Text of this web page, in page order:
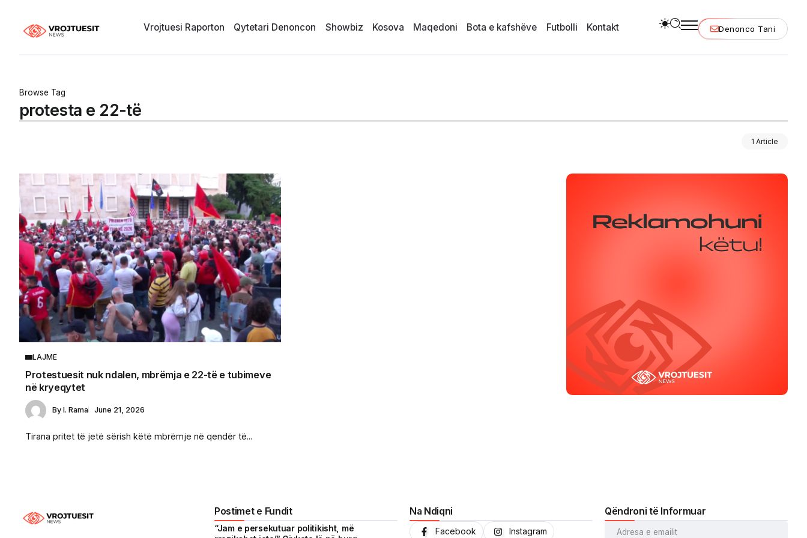
Vrojtuesi Raporton Qytetari Denoncon Showbiz Kosova Maqedoni Bota e kafshëve Futbolli Kontakt Denonco Tani
Browse Tag
protesta e 22-të
1 Article
LAJME
Protestuesit nuk ndalen, mbrëmja e 22-të e tubimeve
në kryeqytet
By I. Rama June 21, 2026
Tirana pritet të jetë sërish këtë mbrëmje në qendër të...
Postimet e Fundit
“Jam e persekutuar politikisht, më
Na Ndiqni
Facebook Instagram
Qëndroni të Informuar